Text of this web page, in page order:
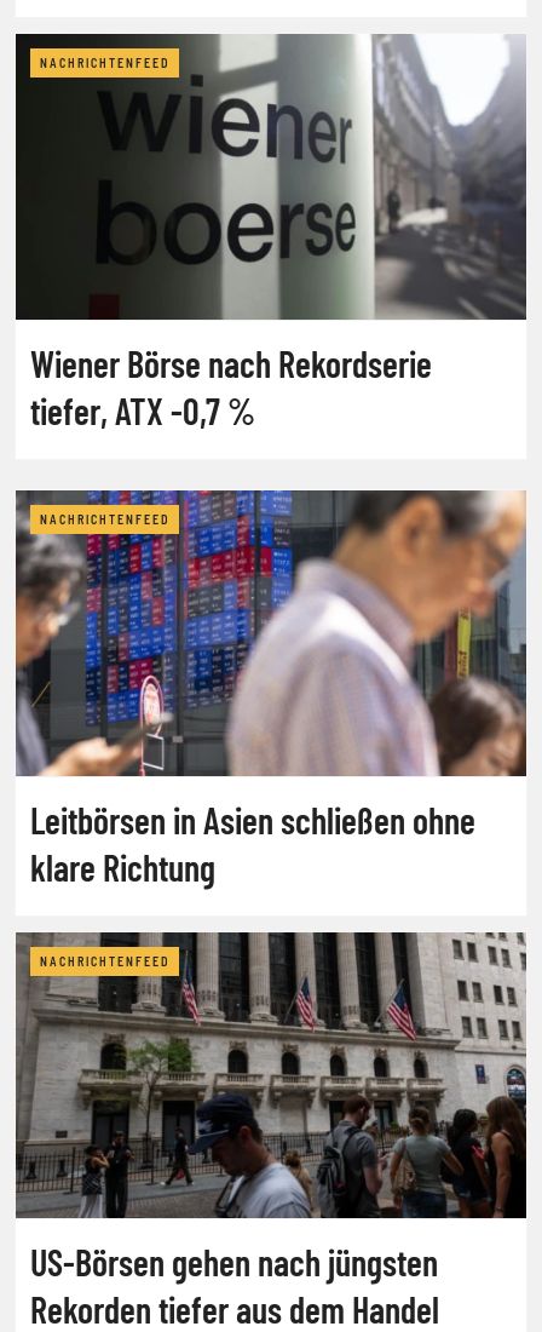
NACHRICHTENFEED
Wiener Börse nach Rekordserie
tiefer, ATX -0,7 %
NACHRICHTENFEED
Leitbörsen in Asien schließen ohne
klare Richtung
NACHRICHTENFEED
US-Börsen gehen nach jüngsten
Rekorden tiefer aus dem Handel